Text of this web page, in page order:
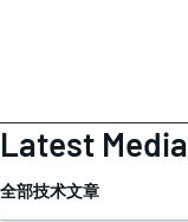
Latest Media
全部技术文章